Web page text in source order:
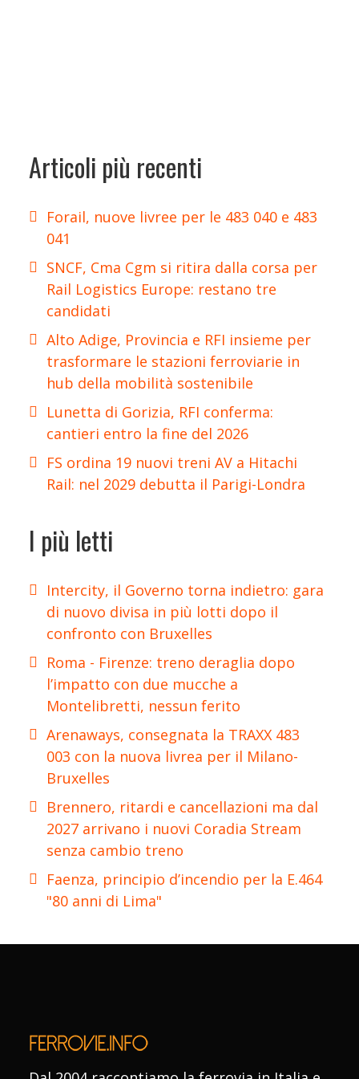
Articoli più recenti
Forail, nuove livree per le 483 040 e 483
041
SNCF, Cma Cgm si ritira dalla corsa per
Rail Logistics Europe: restano tre
candidati
Alto Adige, Provincia e RFI insieme per
trasformare le stazioni ferroviarie in
hub della mobilità sostenibile
Lunetta di Gorizia, RFI conferma:
cantieri entro la fine del 2026
FS ordina 19 nuovi treni AV a Hitachi
Rail: nel 2029 debutta il Parigi-Londra
I più letti
Intercity, il Governo torna indietro: gara
di nuovo divisa in più lotti dopo il
confronto con Bruxelles
Roma - Firenze: treno deraglia dopo
l’impatto con due mucche a
Montelibretti, nessun ferito
Arenaways, consegnata la TRAXX 483
003 con la nuova livrea per il Milano-
Bruxelles
Brennero, ritardi e cancellazioni ma dal
2027 arrivano i nuovi Coradia Stream
senza cambio treno
Faenza, principio d’incendio per la E.464
"80 anni di Lima"